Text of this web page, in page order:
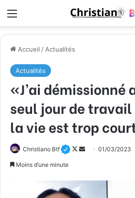
Menu
Accueil / Actualités
Actualités
«J’ai démissionné
seul jour de travail
la vie est trop
Christiano Btf
Follow
Envoyer01/03/2023
Moins d’une minute